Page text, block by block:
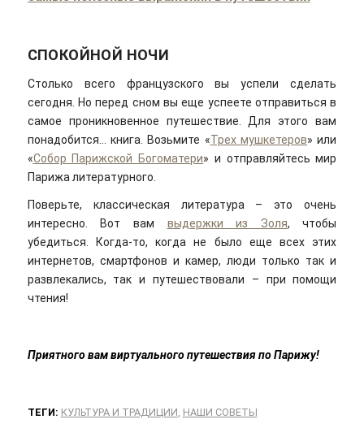
СПОКОЙНОЙ НОЧИ
Столько всего французского вы успели сделать
сегодня. Но перед сном вы еще успеете отправиться в
самое проникновенное путешествие. Для этого вам
понадобится… книга. Возьмите «Трех мушкетеров» или
«Собор Парижской Богоматери» и отправляйтесь мир
Парижа литературного.
Поверьте, классическая литература – это очень
интересно. Вот вам выдержки из Золя, чтобы
убедиться. Когда-то, когда не было еще всех этих
интернетов, смартфонов и камер, люди только так и
развлекались, так и путешествовали – при помощи
чтения!
Приятного вам виртуального путешествия по Парижу!
ТЕГИ: КУЛЬТУРА И ТРАДИЦИИ, НАШИ СОВЕТЫ